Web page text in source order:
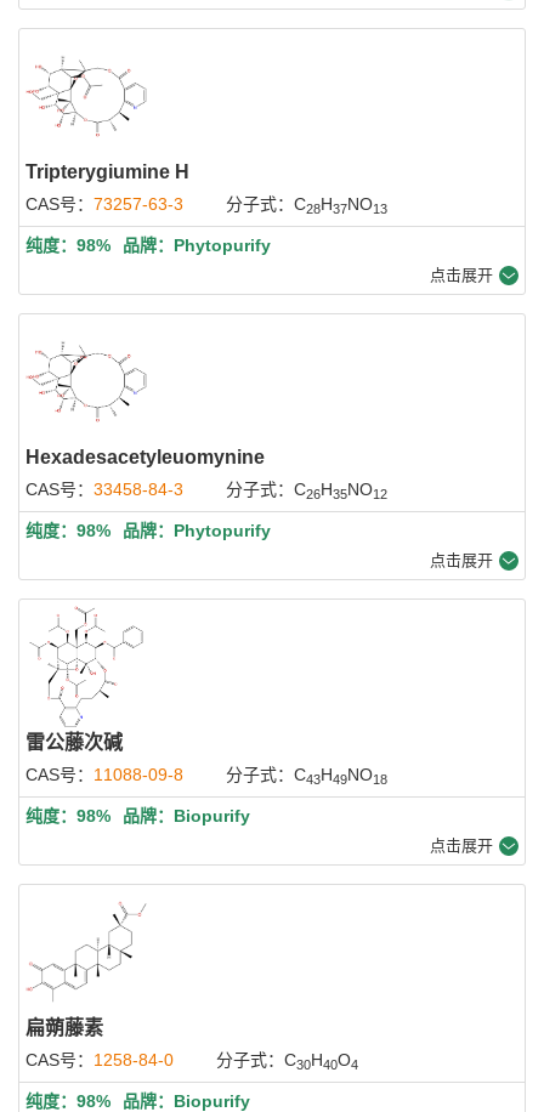
Tripterygiumine H
CAS号： 73257-63-3 分子式：C28H37NO13
纯度：98% 品牌：Phytopurify
点击展开
Hexadesacetyleuomynine
CAS号： 33458-84-3 分子式：C26H35NO12
纯度：98% 品牌：Phytopurify
点击展开
雷公藤次碱
CAS号： 11088-09-8 分子式：C43H49NO18
纯度：98% 品牌：Biopurify
点击展开
扁蒴藤素
CAS号： 1258-84-0 分子式：C30H40O4
纯度：98% 品牌：Biopurify